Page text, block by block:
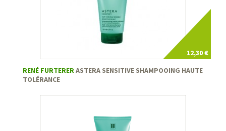
12,30 €
RENÉ FURTERERASTERA SENSITIVE SHAMPOOING HAUTE
TOLÉRANCE